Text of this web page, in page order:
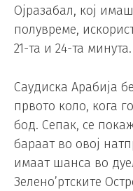
Ојразабал, кој
полувреме,
21-та и 24-та минута.
Саудиска Арабија
првото коло, кога
бод. Сепак, се
бараат во овој
имаат шанса во
Зелено’ртските